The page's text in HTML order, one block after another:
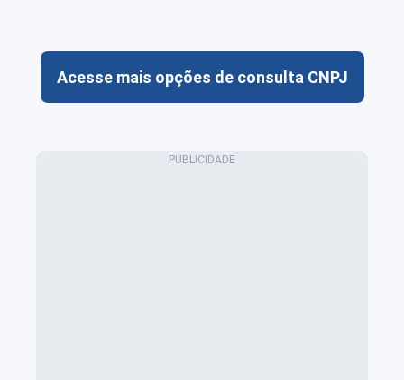
Acesse mais opções de consulta CNPJ